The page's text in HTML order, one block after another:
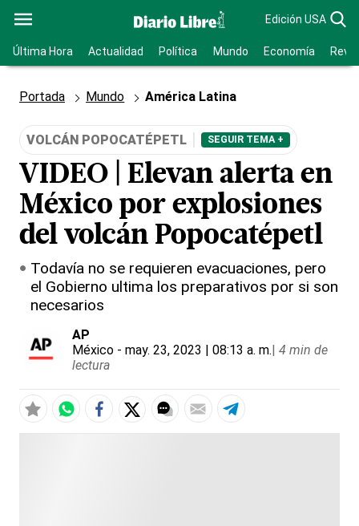
Edición USA
Última Hora Actualidad Política Mundo Economía
Portada Mundo América Latina
VOLCÁN POPOCATÉPETL SEGUIR TEMA +
VIDEO | Elevan alerta en
México por explosiones
del volcán Popocatépetl
Todavía no se requieren evacuaciones, pero
el Gobierno ultima los preparativos por si son
necesarios
AP
México - may. 23, 2023 | 08:13 a. m.| 4 min de
lectura